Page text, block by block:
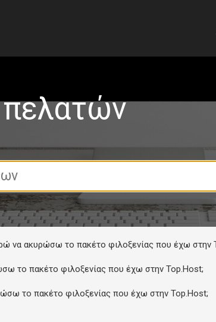
να ακυρώσω το πακέτο φιλοξενίας που έχω στην
το πακέτο φιλοξενίας που έχω στην Top.Host;
το πακέτο φιλοξενίας που έχω στην Top.Host;